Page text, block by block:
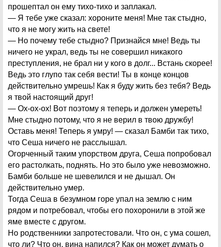
прошептал он ему тихо-тихо и заплакал.
— Я тебе уже сказал: хороните меня! Мне так стыдно,
что я не могу жить на свете!
— Но почему тебе стыдно? Признайся мне! Ведь ты
ничего не украл, ведь ты не совершил никакого
преступления, не брал ни у кого в долг... Встань скорее!
Ведь это глупо так себя вести! Ты в конце концов
действительно умрешь! Как я буду жить без тебя? Ведь
я твой настоящий друг!
— Ох-ох-ох! Вот поэтому я теперь и должен умереть!
Мне стыдно потому, что я не верил в твою дружбу!
Оставь меня! Теперь я умру! — сказал Бамби так тихо,
что Сеша ничего не расслышал.
Огорченный таким упорством друга, Сеша попробовал
его растолкать, поднять. Но это было уже невозможно.
Бамби больше не шевелился и не дышал. Он
действительно умер.
Тогда Сеша в безумном горе упал на землю с ним
рядом и потребовал, чтобы его похоронили в этой же
яме вместе с другом.
Но родственники запротестовали. Что он, с ума сошел,
что ли? Что он, вина напился? Как он может думать о